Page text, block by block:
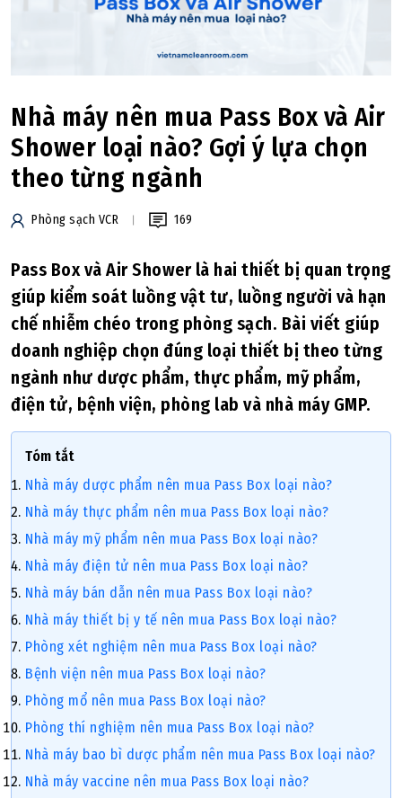
Nhà máy nên mua Pass Box và Air
Shower loại nào? Gợi ý lựa chọn
theo từng ngành
Phòng sạch VCR 169
Pass Box và Air Shower là hai thiết bị quan trọng
giúp kiểm soát luồng vật tư, luồng người và hạn
chế nhiễm chéo trong phòng sạch. Bài viết giúp
doanh nghiệp chọn đúng loại thiết bị theo từng
ngành như dược phẩm, thực phẩm, mỹ phẩm,
điện tử, bệnh viện, phòng lab và nhà máy GMP.
Tóm tắt
Nhà máy dược phẩm nên mua Pass Box loại nào?
Nhà máy thực phẩm nên mua Pass Box loại nào?
Nhà máy mỹ phẩm nên mua Pass Box loại nào?
Nhà máy điện tử nên mua Pass Box loại nào?
Nhà máy bán dẫn nên mua Pass Box loại nào?
Nhà máy thiết bị y tế nên mua Pass Box loại nào?
Phòng xét nghiệm nên mua Pass Box loại nào?
Bệnh viện nên mua Pass Box loại nào?
Phòng mổ nên mua Pass Box loại nào?
Phòng thí nghiệm nên mua Pass Box loại nào?
Nhà máy bao bì dược phẩm nên mua Pass Box loại nào?
Nhà máy vaccine nên mua Pass Box loại nào?